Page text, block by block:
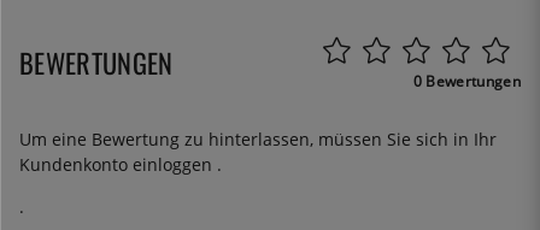
BEWERTUNGEN 0 Bewertungen
Um eine Bewertung zu hinterlassen, müssen Sie sich in Ihr
Kundenkonto einloggen .
.